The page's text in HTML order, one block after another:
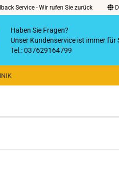
Service - Wir rufen Sie zurück
Haben Sie Fragen?
Unser Kundenservice ist immer für
Tel.: 037629164799